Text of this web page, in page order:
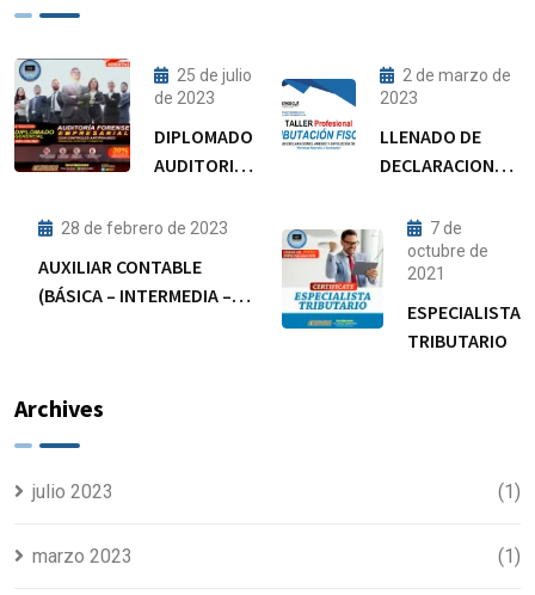
25 de julio
de 2023
DIPLOMADO
AUDITORIA
2 de marzo de
2023
LLENADO DE
DECLARACIONES,
DEVOLUCIÓN DE
IMPUESTOS
PERSONAS
NATURALES Y
JURÍDICAS
28 de febrero de 2023
AUXILIAR CONTABLE
(BÁSICA – INTERMEDIA –
7 de
octubre de
2021
ESPECIALISTA
TRIBUTARIO
Archives
julio 2023 (1)
marzo 2023 (1)